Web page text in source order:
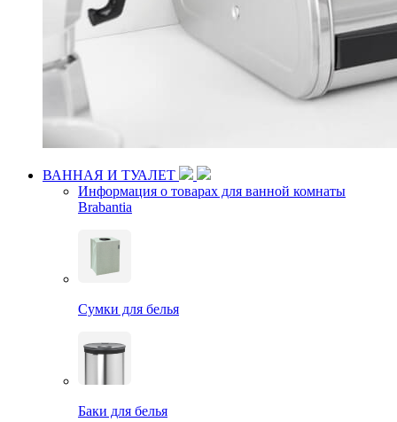
ВАННАЯ И ТУАЛЕТ
Информация о товарах для ванной комнаты
Brabantia
Сумки для белья
Баки для белья